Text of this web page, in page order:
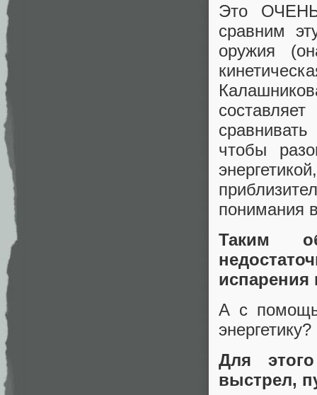
Это
сравним
оружия
чтобы
понимания
Таким
А с
энергетику?
Для
выстрел,